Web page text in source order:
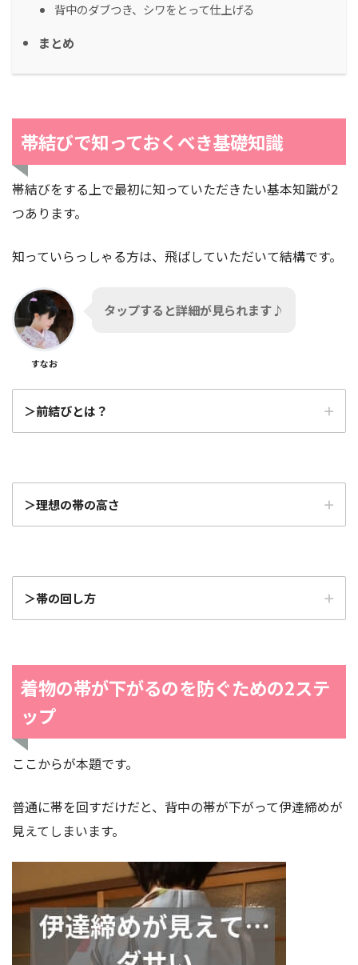
背中のダブつき、シワをとって仕上げる
まとめ
帯結びで知っておくべき基礎知識
帯結びをする上で最初に知っていただきたい基本知識が2
つあります。
知っていらっしゃる方は、飛ばしていただいて結構です。
すなお
タップすると詳細が見られます♪
＞前結びとは？
前結びは、帯を前で結んでからうしろに回すこと。
＞理想の帯の高さ
＞帯の回し方
まずは前で帯を作る
着物の帯が下がるのを防ぐための2ステ
ップ
ここからが本題です。
普通に帯を回すだけだと、背中の帯が下がって伊達締めが
見えてしまいます。